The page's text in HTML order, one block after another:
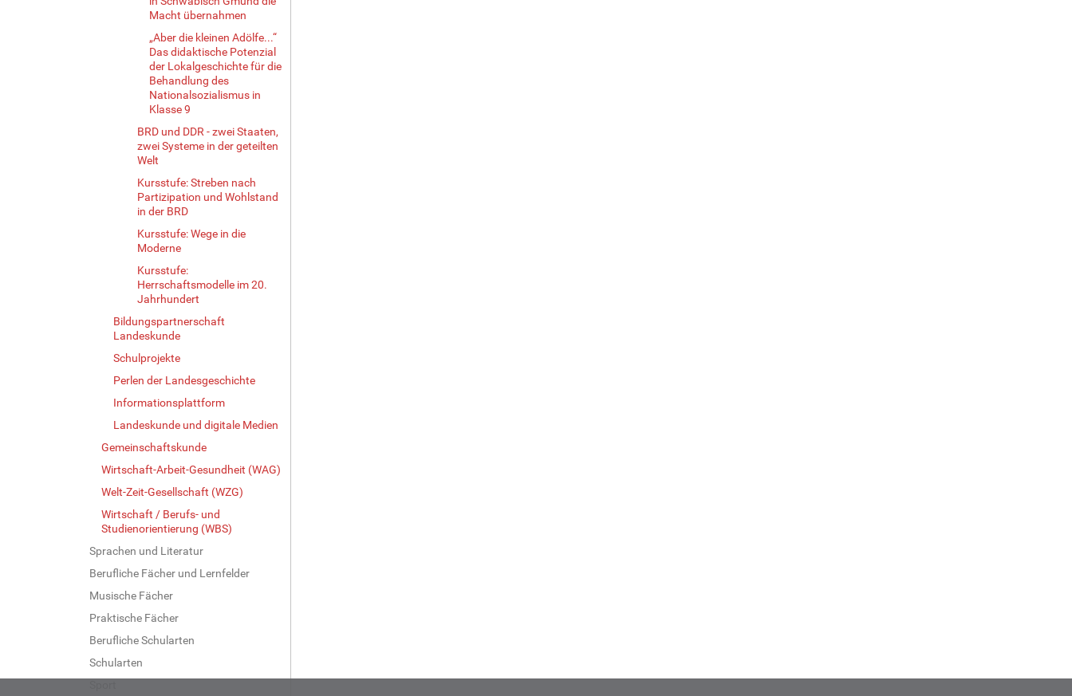
Macht übernahmen
„Aber die kleinen Adölfe...“
Das didaktische Potenzial
der Lokalgeschichte für die
Behandlung des
Nationalsozialismus in
Klasse 9
BRD und DDR - zwei Staaten,
zwei Systeme in der geteilten
Welt
Kursstufe: Streben nach
Partizipation und Wohlstand
in der BRD
Kursstufe: Wege in die
Moderne
Kursstufe:
Herrschaftsmodelle im 20.
Jahrhundert
Bildungspartnerschaft
Landeskunde
Schulprojekte
Perlen der Landesgeschichte
Informationsplattform
Landeskunde und digitale Medien
Gemeinschaftskunde
Wirtschaft-Arbeit-Gesundheit (WAG)
Welt-Zeit-Gesellschaft (WZG)
Wirtschaft / Berufs- und
Studienorientierung (WBS)
Sprachen und Literatur
Berufliche Fächer und Lernfelder
Musische Fächer
Praktische Fächer
Berufliche Schularten
Schularten